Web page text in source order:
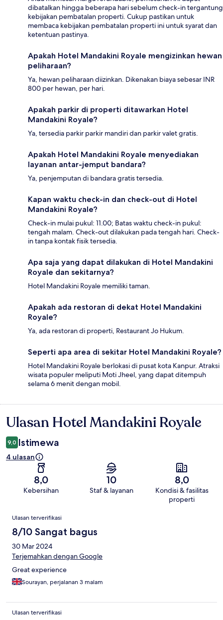
dibatalkan hingga beberapa hari sebelum check-in tergantung
kebijakan pembatalan properti. Cukup pastikan untuk
membaca kebijakan pembatalan properti ini untuk syarat dan
ketentuan pastinya.
Apakah Hotel Mandakini Royale mengizinkan hewan
peliharaan?
Ya, hewan peliharaan diizinkan. Dikenakan biaya sebesar INR
800 per hewan, per hari.
Apakah parkir di properti ditawarkan Hotel
Mandakini Royale?
Ya, tersedia parkir parkir mandiri dan parkir valet gratis.
Apakah Hotel Mandakini Royale menyediakan
layanan antar-jemput bandara?
Ya, penjemputan di bandara gratis tersedia.
Kapan waktu check-in dan check-out di Hotel
Mandakini Royale?
Check-in mulai pukul: 11.00; Batas waktu check-in pukul:
tengah malam. Check-out dilakukan pada tengah hari. Check-
in tanpa kontak fisik tersedia.
Apa saja yang dapat dilakukan di Hotel Mandakini
Royale dan sekitarnya?
Hotel Mandakini Royale memiliki taman.
Apakah ada restoran di dekat Hotel Mandakini
Royale?
Ya, ada restoran di properti, Restaurant Jo Hukum.
Seperti apa area di sekitar Hotel Mandakini Royale?
Hotel Mandakini Royale berlokasi di pusat kota Kanpur. Atraksi
wisata populer meliputi Moti Jheel, yang dapat ditempuh
selama 6 menit dengan mobil.
Ulasan
Ulasan Hotel Mandakini Royale
9,0 Istimewa
4 ulasan
8,0
Kebersihan
10
Staf & layanan
8,0
Kondisi & fasilitas
properti
Ulasan
Ulasan terverifikasi
8/10 Sangat bagus
30 Mar 2024
Terjemahkan dengan Google
Great experience
Sourayan, perjalanan 3 malam
Ulasan terverifikasi